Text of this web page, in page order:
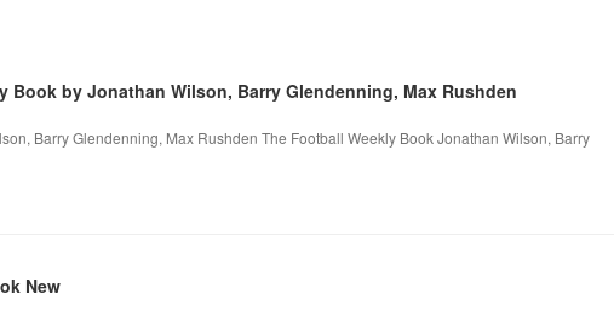
Book by Jonathan Wilson, Barry Glendenning, Max Rushden
Barry Glendenning, Max Rushden The Football Weekly Book Jonathan Wilson, Barry
New